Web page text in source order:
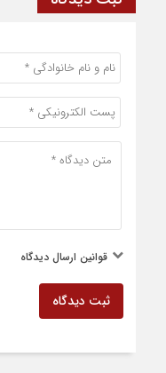
قوانین ارسال دیدگاه
ثبت دیدگاه